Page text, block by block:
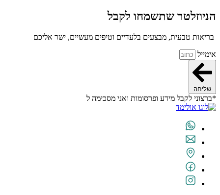
הניוזלטר שתשמחו לקבל
בריאות טבעית, מבצעים בלעדיים וטיפים מעשיים, ישר אליכם
אימייל
שליחה
*ברצוני לקבל מידע ופרסומות ואני מסכימה ל